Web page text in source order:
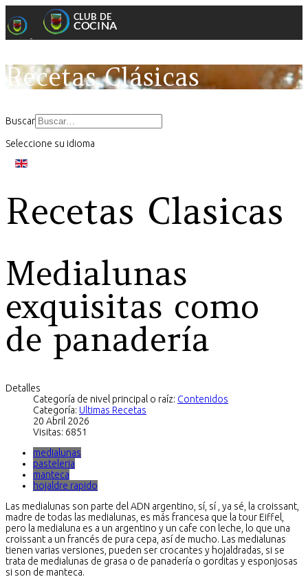
Recetas Clásicas
Buscar
Seleccione su idioma
Recetas Clasicas
Medialunas
exquisitas como
de panadería
Detalles
Categoría de nivel principal o raíz: Contenidos
Categoría: Ultimas Recetas
20 Abril 2026
Visitas: 6851
medialunas
pasteleria
manteca
hojaldre rapido
Las medialunas son parte del ADN argentino, sí, sí , ya sé, la croissant,
madre de todas las medialunas, es más francesa que la tour Eiffel,
pero la medialuna es a un argentino y un cafe con leche, lo que una
croissant a un francés de pura cepa, así de mucho. Las medialunas
tienen varias versiones, pueden ser crocantes y hojaldradas, si se
trata de medialunas de grasa o de panadería o gorditas y esponjosas
si son de manteca.